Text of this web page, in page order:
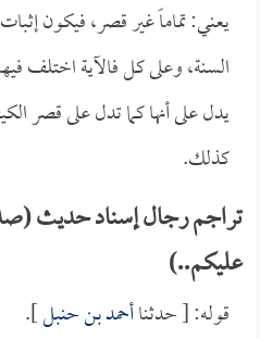
يعني: تماماً غير قصر، فيكون
السنة، وعلى كل فالآية اختلف
يدل على أنها كما تدل على قصر
كذلك.
تراجم رجال إسناد حديث
عليكم..)
قوله: [ حدثناأحمد بن حنبل].